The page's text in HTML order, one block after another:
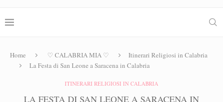
Home ♡ CALABRIA MIA ♡
Itinerari Religiosi in Calabria
La Festa di San Leone a Saracena in Calabria
ITINERARI RELIGIOSI IN CALABRIA
LA FESTA DI SAN LEONE A SARACENA IN